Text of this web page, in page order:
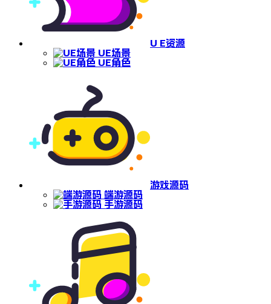
U E资源
UE场景
UE角色
游戏源码
端游源码
手游源码